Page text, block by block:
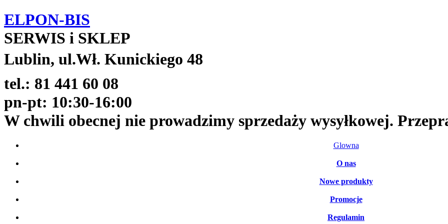
ELPON-BIS
SERWIS i SKLEP
Lublin, ul.Wł. Kunickiego 48
tel.: 81 441 60 08
pn-pt: 10:30-16:00
W chwili obecnej nie prowadzimy sprzedaży wysyłkowej.
Glowna
O nas
Nowe produkty
Promocje
Regulamin